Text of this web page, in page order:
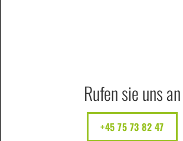
Rufen sie uns an
+45 75 73 82 47